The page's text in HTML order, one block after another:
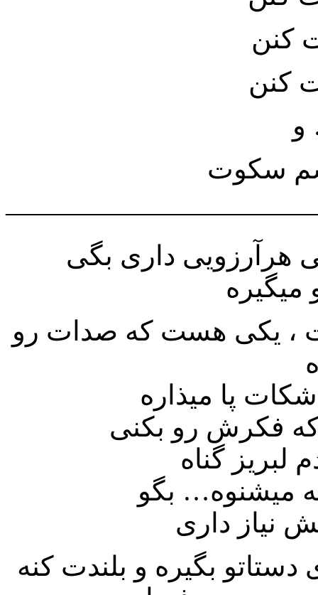
کنن
کنن
سکوت
، یکی هست که صدات رو
میشنوه… بگو